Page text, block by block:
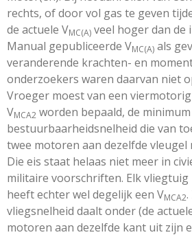
rechts, of door vol gas te geven
de actuele VMC(A) veel hoger dan de
Manual gepubliceerde VMC(A) als
veranderende krachten- en
onderzoekers waren daarvan niet
Vroeger moest van een
VMCA2 worden bepaald, de minimum
bestuurbaarheidsnelheid die van
twee motoren aan dezelfde vleugel
Die eis staat helaas niet meer in
militaire voorschriften. Elk
heeft echter wel degelijk een VMCA2.
vliegsnelheid daalt onder (de
motoren aan dezelfde kant uit zijn